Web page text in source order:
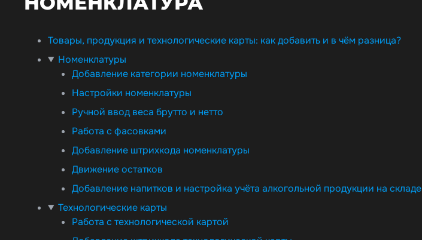
Товары, продукция и технологические карты: как добавить и в чём разница?
Номенклатуры
Добавление категории номенклатуры
Настройки номенклатуры
Ручной ввод веса брутто и нетто
Работа с фасовками
Добавление штрихкода номенклатуры
Движение остатков
Добавление напитков и настройка учёта алкогольной продукции на складе
Технологические карты
Работа с технологической картой